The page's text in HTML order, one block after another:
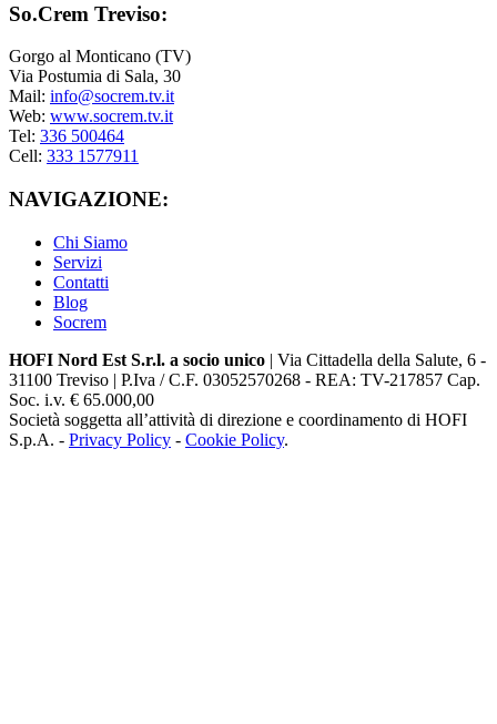
So.Crem Treviso:
Gorgo al Monticano (TV)
Via Postumia di Sala, 30
Mail: info@socrem.tv.it
Web: www.socrem.tv.it
Tel: 336 500464
Cell: 333 1577911
NAVIGAZIONE:
Chi Siamo
Servizi
Contatti
Blog
Socrem
HOFI Nord Est S.r.l. a socio unico | Via Cittadella della Salute, 6 -
31100 Treviso | P.Iva / C.F. 03052570268 - REA: TV-217857 Cap.
Soc. i.v. € 65.000,00
Società soggetta all’attività di direzione e coordinamento di HOFI
S.p.A. - Privacy Policy - Cookie Policy.